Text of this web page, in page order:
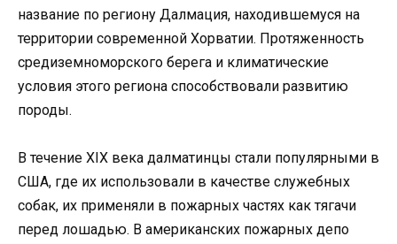
название по региону Далмация, находившемуся на
территории современной Хорватии. Протяженность
средиземноморского берега и климатические
условия этого региона способствовали развитию
породы.
В течение XIX века далматинцы стали популярными в
США, где их использовали в качестве служебных
собак, их применяли в пожарных частях как тягачи
перед лошадью. В американских пожарных депо